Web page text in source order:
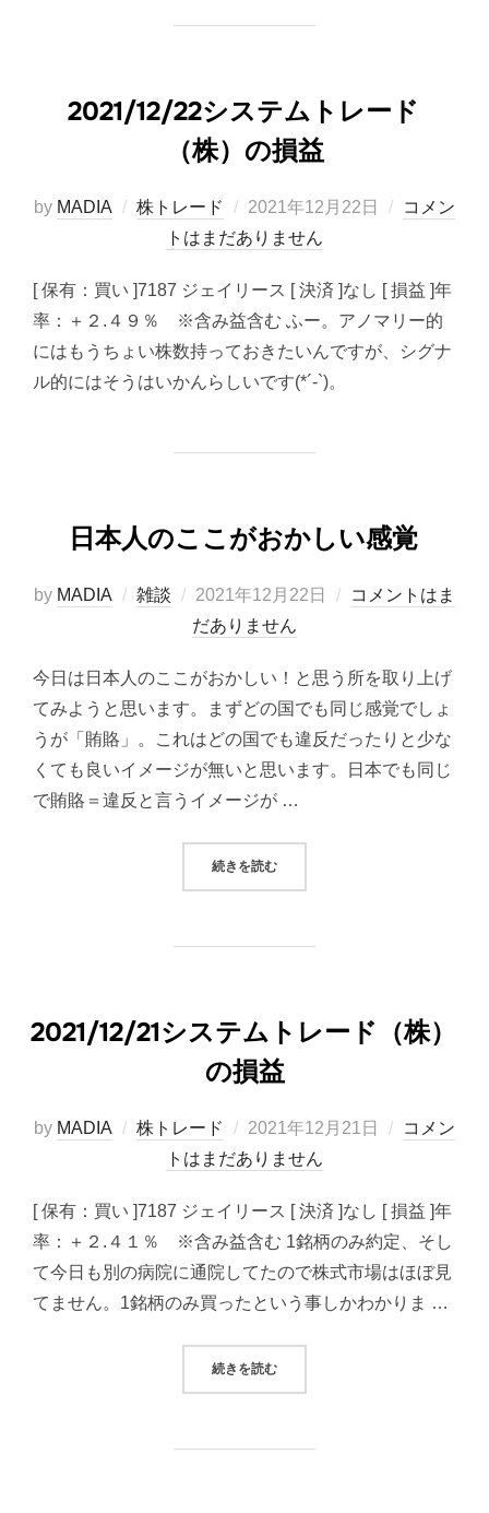
2021/12/22システムトレード
（株）の損益
by MADIA 株トレード
投
稿
2021年12月22日
コメン
トはまだありません
[ 保有：買い ]7187 ジェイリース [ 決済 ]なし [ 損益 ]年
率：＋２.４９％ ※含み益含む ふー。アノマリー的
にはもうちょい株数持っておきたいんですが、シグナ
ル的にはそうはいかんらしいです(*´-`)。
日本人のここがおかしい感覚
by MADIA 雑談
投
稿
2021年12月22日
コメントはま
だありません
今日は日本人のここがおかしい！と思う所を取り上げ
てみようと思います。まずどの国でも同じ感覚でしょ
うが「賄賂」。これはどの国でも違反だったりと少な
くても良いイメージが無いと思います。日本でも同じ
で賄賂＝違反と言うイメージが …
続きを読む“日本人のここがおかしい感覚”
2021/12/21システムトレード（株）
の損益
by MADIA 株トレード
投
稿
2021年12月21日
コメン
トはまだありません
[ 保有：買い ]7187 ジェイリース [ 決済 ]なし [ 損益 ]年
率：＋２.４１％ ※含み益含む 1銘柄のみ約定、そし
て今日も別の病院に通院してたので株式市場はほぼ見
てません。1銘柄のみ買ったという事しかわかりま …
続きを読む“2021/12/21システムトレード（株